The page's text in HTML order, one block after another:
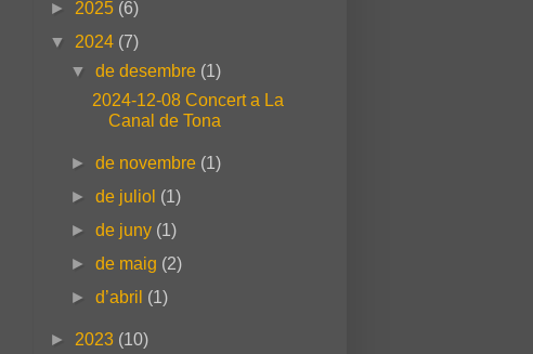
► 2025 (6)
▼ 2024 (7)
▼de desembre (1)
2024-12-08 Concert a La
Canal de Tona
►de novembre (1)
►de juliol (1)
►de juny (1)
►de maig (2)
►d’abril (1)
► 2023 (10)